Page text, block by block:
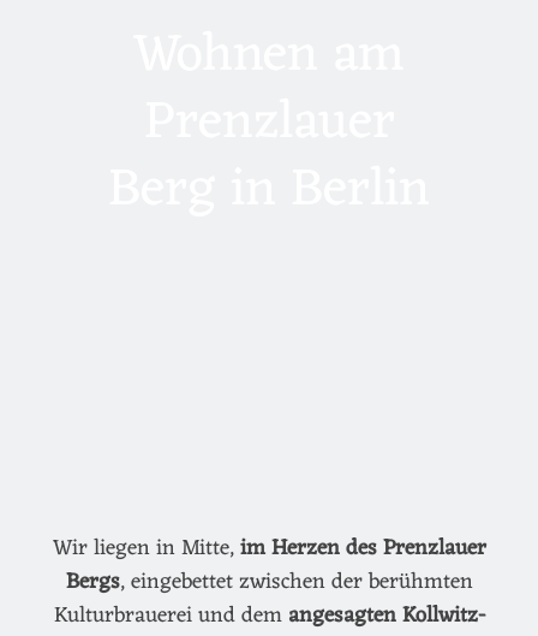
Wir liegen in Mitte,im Herzen des Prenzlauer
Bergs, eingebettet zwischen der berühmten
Kulturbrauerei und demangesagten Kollwitz-